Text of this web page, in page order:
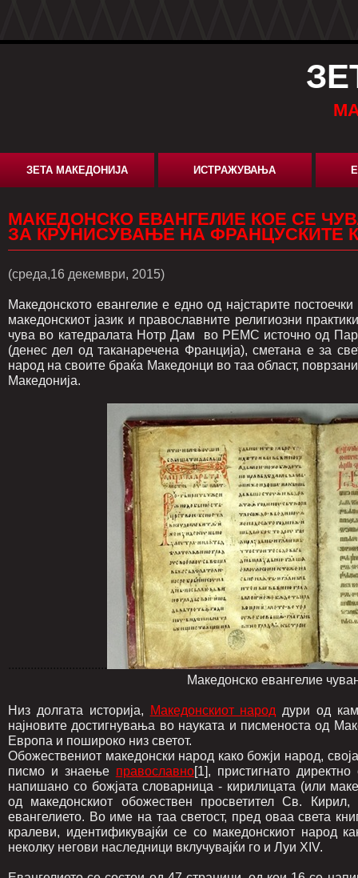
ЗЕТА МАКЕДОНИЈА ИСТРАЖУВАЊА
МАКЕДОНСКО ЕВАНГЕЛИЕ КОЕ СЕ
ЗА КРУНИСУВАЊЕ НА ФРАНЦУСКИТЕ
(среда,16 декември, 2015)
Македонското евангелие е едно од најстарите
македонскиот јазик и православните религиозни
чува во катедралата Нотр Дам во РЕМС источно од
(денес дел од таканаречена Франција), сметана е за
народ на своите браќа Македонци во таа област,
Македонија.
...............................
Македонско евангелие чувано
Низ долгата историја, Македонскиот народ дури од
најновите достигнувања во науката и писменоста од
Европа и пошироко низ светот.
Обожествениот македонски народ како божји народ,
писмо и знаење православно[1], пристигнато
напишано со божјата словарница - кирилицата (или
од македонскиот обожествен просветител Св.
евангелието. Во име на таа светост, пред оваа света
кралеви, идентификувајќи се со македонскиот народ
неколку негови наследници вклучувајќи го и Луи XIV.